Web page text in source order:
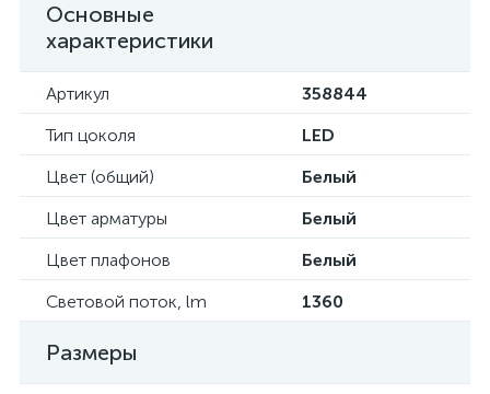
Основные
характеристики
Артикул
358844
Тип цоколя
LED
Цвет (общий)
Белый
Цвет арматуры
Белый
Цвет плафонов
Белый
Световой поток, lm
1360
Размеры